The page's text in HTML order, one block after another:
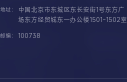
地址：
中国北京市东城区东长安街1号东方广
场东方经贸城东一办公楼1501-1502室
邮编： 100738